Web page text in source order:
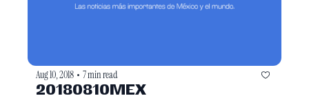
Aug 10, 2018 • 7 min read
20180810MEX